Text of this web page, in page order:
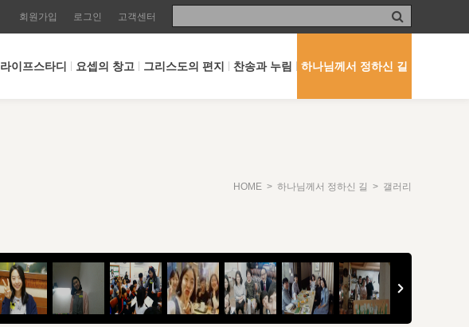
회원가입 로그인 고객센터
라이프스타디 요셉의 창고 그리스도의 편지 찬송과 누림 하나님께서 정하신 길
HOME > 하나님께서 정하신 길 > 갤러리